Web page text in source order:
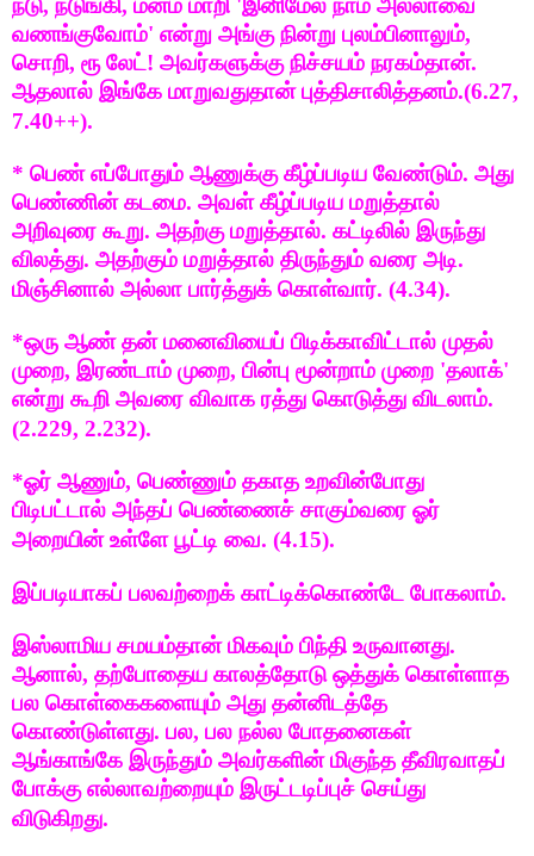
வணங்குவோம்' என்று அங்கு நின்று புலம்பினாலும்,
சொறி, ரூ லேட்! அவர்களுக்கு நிச்சயம் நரகம்தான்.
ஆதலால் இங்கே மாறுவதுதான் புத்திசாலித்தனம்.(6.27,
7.40++).
* பெண் எப்போதும் ஆணுக்கு கீழ்ப்படிய வேண்டும். அது
பெண்ணின் கடமை. அவள் கீழ்ப்படிய மறுத்தால்
அறிவுரை கூறு. அதற்கு மறுத்தால். கட்டிலில் இருந்து
விலத்து. அதற்கும் மறுத்தால் திருந்தும் வரை அடி.
மிஞ்சினால் அல்லா பார்த்துக் கொள்வார். (4.34).
*ஒரு ஆண் தன் மனைவியைப் பிடிக்காவிட்டால் முதல்
முறை, இரண்டாம் முறை, பின்பு மூன்றாம் முறை 'தலாக்'
என்று கூறி அவரை விவாக ரத்து கொடுத்து விடலாம்.
(2.229, 2.232).
*ஓர் ஆணும், பெண்ணும் தகாத உறவின்போது
பிடிபட்டால் அந்தப் பெண்ணைச் சாகும்வரை ஓர்
அறையின் உள்ளே பூட்டி வை. (4.15).
இப்படியாகப் பலவற்றைக் காட்டிக்கொண்டே போகலாம்.
இஸ்லாமிய சமயம்தான் மிகவும் பிந்தி உருவானது.
ஆனால், தற்போதைய காலத்தோடு ஒத்துக் கொள்ளாத
பல கொள்கைகளையும் அது தன்னிடத்தே
கொண்டுள்ளது. பல, பல நல்ல போதனைகள்
ஆங்காங்கே இருந்தும் அவர்களின் மிகுந்த தீவிரவாதப்
போக்கு எல்லாவற்றையும் இருட்டடிப்புச் செய்து
விடுகிறது.